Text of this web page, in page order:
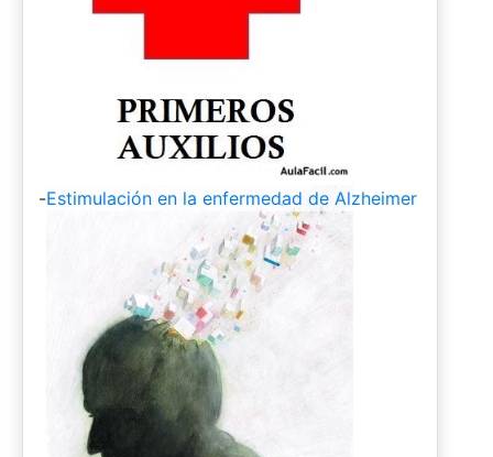
-Estimulación en la enfermedad de Alzheimer